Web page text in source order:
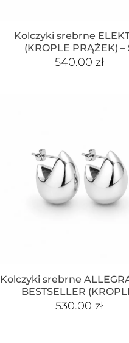
Kolczyki srebrne
(KROPLE PRĄŻEK) –
540.00 zł
Kolczyki srebrne
BESTSELLER
530.00 zł